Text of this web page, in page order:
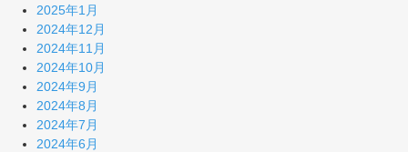
2025年1月
2024年12月
2024年11月
2024年10月
2024年9月
2024年8月
2024年7月
2024年6月